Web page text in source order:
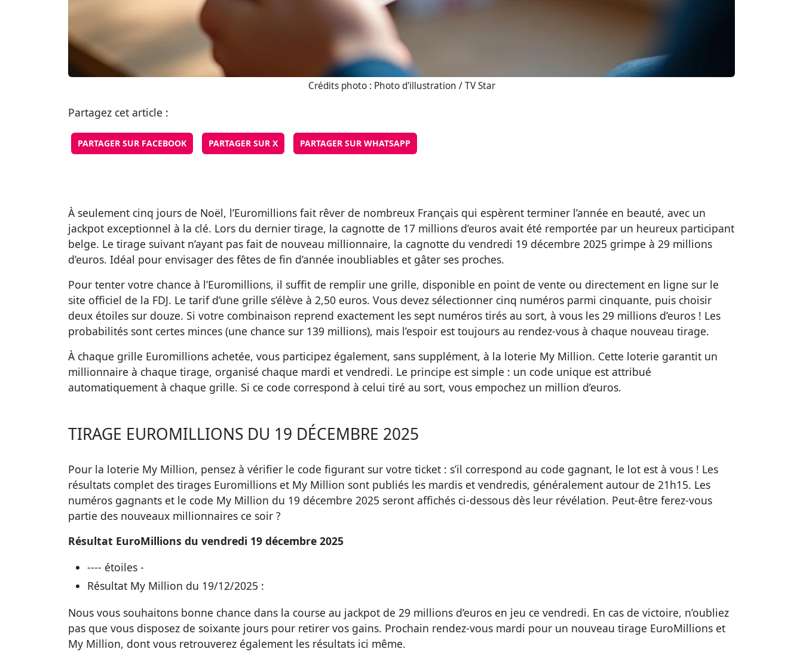
Crédits photo : Photo d'illustration / TV Star
Partagez cet article :
PARTAGER SUR FACEBOOK PARTAGER SUR X PARTAGER SUR WHATSAPP
À seulement cinq jours de Noël, l’Euromillions fait rêver de nombreux Français qui espèrent terminer l’année en beauté, avec un
jackpot exceptionnel à la clé. Lors du dernier tirage, la cagnotte de 17 millions d’euros avait été remportée par un heureux participant
belge. Le tirage suivant n’ayant pas fait de nouveau millionnaire, la cagnotte du vendredi 19 décembre 2025 grimpe à 29 millions
d’euros. Idéal pour envisager des fêtes de fin d’année inoubliables et gâter ses proches.
Pour tenter votre chance à l’Euromillions, il suffit de remplir une grille, disponible en point de vente ou directement en ligne sur le
site officiel de la FDJ. Le tarif d’une grille s’élève à 2,50 euros. Vous devez sélectionner cinq numéros parmi cinquante, puis choisir
deux étoiles sur douze. Si votre combinaison reprend exactement les sept numéros tirés au sort, à vous les 29 millions d’euros ! Les
probabilités sont certes minces (une chance sur 139 millions), mais l’espoir est toujours au rendez-vous à chaque nouveau tirage.
À chaque grille Euromillions achetée, vous participez également, sans supplément, à la loterie My Million. Cette loterie garantit un
millionnaire à chaque tirage, organisé chaque mardi et vendredi. Le principe est simple : un code unique est attribué
automatiquement à chaque grille. Si ce code correspond à celui tiré au sort, vous empochez un million d’euros.
TIRAGE EUROMILLIONS DU 19 DÉCEMBRE 2025
Pour la loterie My Million, pensez à vérifier le code figurant sur votre ticket : s’il correspond au code gagnant, le lot est à vous ! Les
résultats complet des tirages Euromillions et My Million sont publiés les mardis et vendredis, généralement autour de 21h15. Les
numéros gagnants et le code My Million du 19 décembre 2025 seront affichés ci-dessous dès leur révélation. Peut-être ferez-vous
partie des nouveaux millionnaires ce soir ?
Résultat EuroMillions du vendredi 19 décembre 2025
---- étoiles -
Résultat My Million du 19/12/2025 :
Nous vous souhaitons bonne chance dans la course au jackpot de 29 millions d’euros en jeu ce vendredi. En cas de victoire, n’oubliez
pas que vous disposez de soixante jours pour retirer vos gains. Prochain rendez-vous mardi pour un nouveau tirage EuroMillions et
My Million, dont vous retrouverez également les résultats ici même.